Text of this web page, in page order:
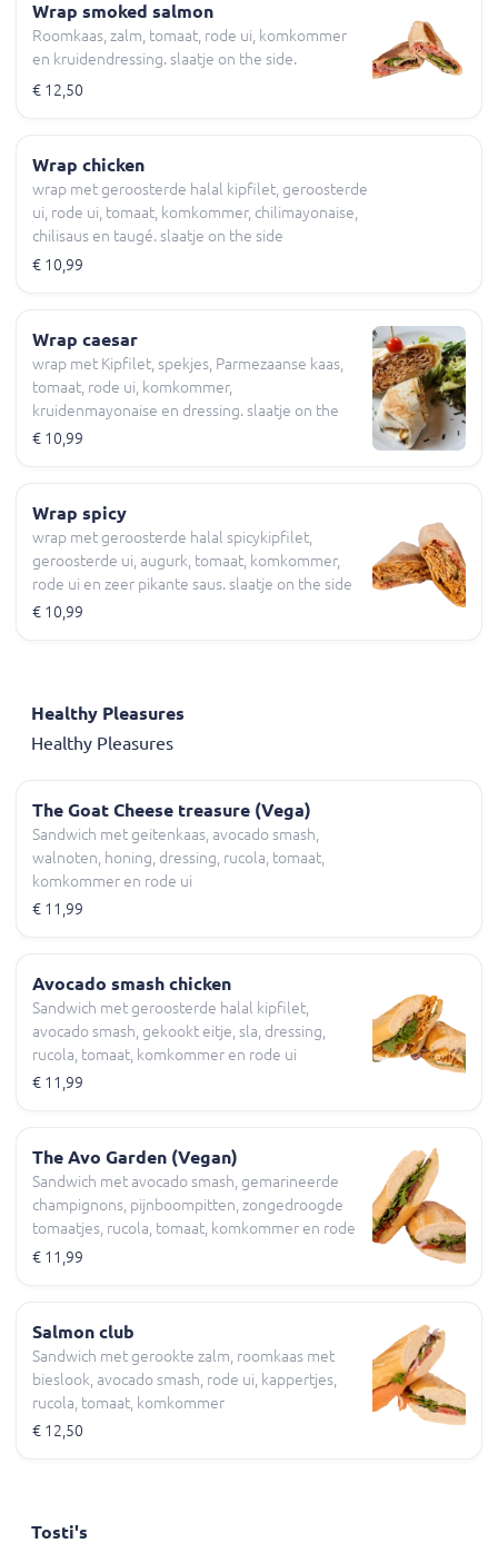
Wrap smoked salmon
Roomkaas, zalm, tomaat, rode ui, komkommer
en kruidendressing. slaatje on the side.
€ 12,50
Wrap chicken
wrap met geroosterde halal kipfilet, geroosterde
ui, rode ui, tomaat, komkommer, chilimayonaise,
chilisaus en taugé. slaatje on the side
€ 10,99
Wrap caesar
wrap met Kipfilet, spekjes, Parmezaanse kaas,
tomaat, rode ui, komkommer,
kruidenmayonaise en dressing. slaatje on the
side
€ 10,99
Wrap spicy
wrap met geroosterde halal spicykipfilet,
geroosterde ui, augurk, tomaat, komkommer,
rode ui en zeer pikante saus. slaatje on the side
€ 10,99
Healthy Pleasures
Healthy Pleasures
The Goat Cheese treasure (Vega)
Sandwich met geitenkaas, avocado smash,
walnoten, honing, dressing, rucola, tomaat,
komkommer en rode ui
€ 11,99
Avocado smash chicken
Sandwich met geroosterde halal kipfilet,
avocado smash, gekookt eitje, sla, dressing,
rucola, tomaat, komkommer en rode ui
€ 11,99
The Avo Garden (Vegan)
Sandwich met avocado smash, gemarineerde
champignons, pijnboompitten, zongedroogde
tomaatjes, rucola, tomaat, komkommer en rode
ui
€ 11,99
Salmon club
Sandwich met gerookte zalm, roomkaas met
bieslook, avocado smash, rode ui, kappertjes,
rucola, tomaat, komkommer
€ 12,50
Tosti's